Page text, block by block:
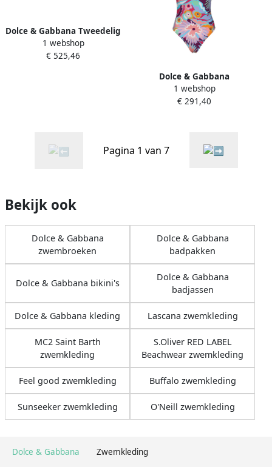
Dolce & Gabbana Zwemkleding
Dolce & Gabbana Tweedelig
badpak met dierenprint
Gray Dames
1 webshop
€ 525,46
Dolce & Gabbana
Gestreepte badpak met één
stuk Multicolor Dames
1 webshop
€ 291,40
Pagina 1 van 7
Bekijk ook
Dolce & Gabbana
zwembroeken
Dolce & Gabbana
badpakken
Dolce & Gabbana bikini's
Dolce & Gabbana
badjassen
Dolce & Gabbana kleding Lascana zwemkleding
MC2 Saint Barth
zwemkleding
S.Oliver RED LABEL
Beachwear zwemkleding
Feel good zwemkleding Buffalo zwemkleding
Sunseeker zwemkleding O'Neill zwemkleding